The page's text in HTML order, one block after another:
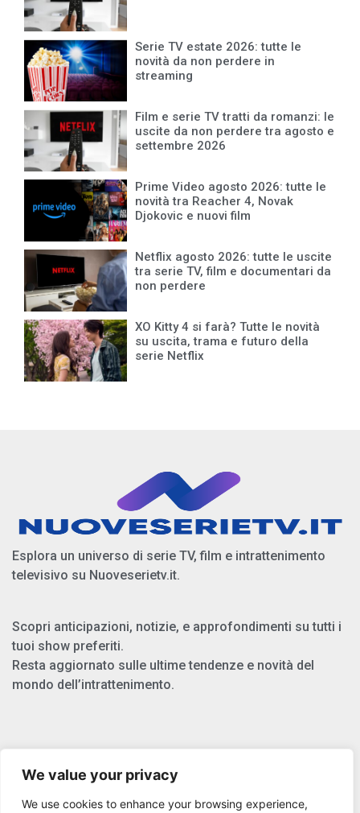
We value your privacy
We use cookies to enhance your browsing experience,
Serie TV estate 2026: tutte le
novità da non perdere in
streaming
Film e serie TV tratti da romanzi: le
uscite da non perdere tra agosto e
settembre 2026
Prime Video agosto 2026: tutte le
novità tra Reacher 4, Novak
Djokovic e nuovi film
Netflix agosto 2026: tutte le uscite
tra serie TV, film e documentari da
non perdere
XO Kitty 4 si farà? Tutte le novità
su uscita, trama e futuro della
serie Netflix
Esplora un universo di serie TV, film e intrattenimento
televisivo su Nuoveserietv.it.
Scopri anticipazioni, notizie, e approfondimenti su tutti i
tuoi show preferiti.
Resta aggiornato sulle ultime tendenze e novità del
mondo dell’intrattenimento.
Privacy Policy
Cookie Policy